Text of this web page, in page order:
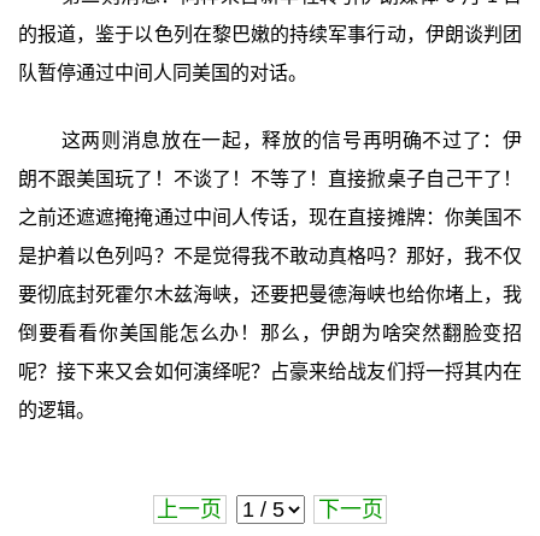
的报道，鉴于以色列在黎巴嫩的持续军事行动，伊朗谈判团
队暂停通过中间人同美国的对话。
这两则消息放在一起，释放的信号再明确不过了：伊
朗不跟美国玩了！不谈了！不等了！直接掀桌子自己干了！
之前还遮遮掩掩通过中间人传话，现在直接摊牌：你美国不
是护着以色列吗？不是觉得我不敢动真格吗？那好，我不仅
要彻底封死霍尔木兹海峡，还要把曼德海峡也给你堵上，我
倒要看看你美国能怎么办！那么，伊朗为啥突然翻脸变招
呢？接下来又会如何演绎呢？占豪来给战友们捋一捋其内在
的逻辑。
上一页 下一页